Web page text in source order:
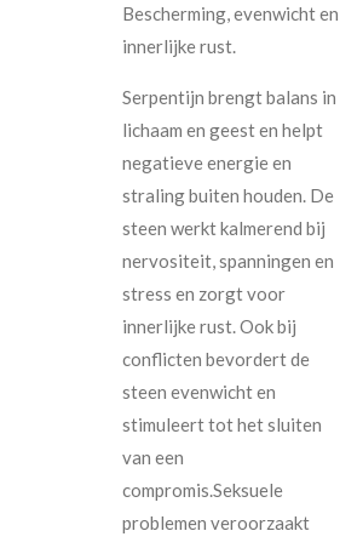
Bescherming, evenwicht en
innerlijke rust.
Serpentijn brengt balans in
lichaam en geest en helpt
negatieve energie en
straling buiten houden. De
steen werkt kalmerend bij
nervositeit, spanningen en
stress en zorgt voor
innerlijke rust. Ook bij
conflicten bevordert de
steen evenwicht en
stimuleert tot het sluiten
van een
compromis.Seksuele
problemen veroorzaakt